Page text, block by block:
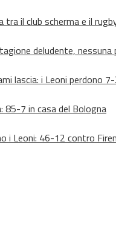
il club scherma e il
deludente,
lascia: i Leoni perdono
7 in casa del Bologna
i Leoni: 46-12 contro